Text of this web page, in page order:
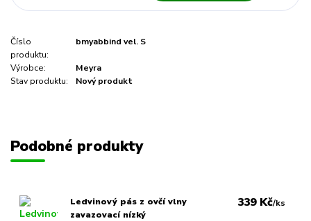
Číslo
produktu:
bmyabbind vel. S
Výrobce:
Meyra
Stav produktu:
Nový produkt
Podobné produkty
Ledvinový pás z ovčí vlny
zavazovací nízký
339 Kč/ks